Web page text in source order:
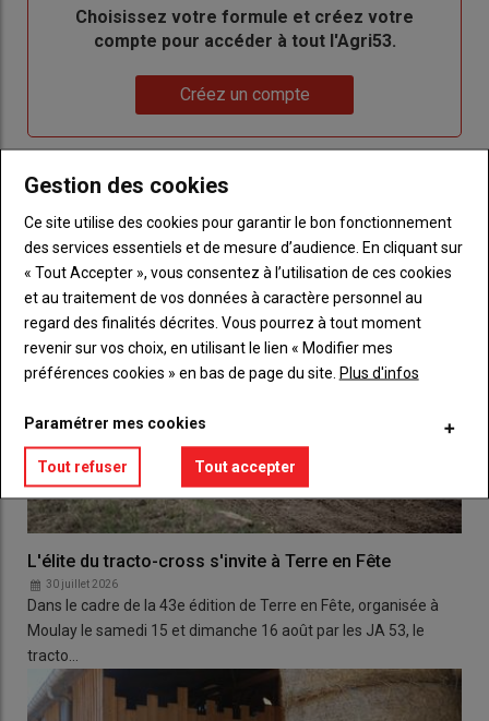
BodyChoisissez votre formule et créez votre
compte pour accéder à tout l'Agri53.
Créez un compte
LES PLUS LUS
L'élite du tracto-cross s'invite à Terre en Fête
30 juillet 2026
Dans le cadre de la 43e édition de Terre en Fête, organisée à
Moulay le samedi 15 et dimanche 16 août par les JA 53, le
tracto…
Gestion des cookies
Ce site utilise des cookies pour garantir le bon fonctionnement
des services essentiels et de mesure d’audience. En cliquant sur
« Tout Accepter », vous consentez à l’utilisation de ces cookies
et au traitement de vos données à caractère personnel au
regard des finalités décrites. Vous pourrez à tout moment
revenir sur vos choix, en utilisant le lien « Modifier mes
préférences cookies » en bas de page du site. Plus d'infos
Paramétrer mes cookies
Tout refuser Tout accepter